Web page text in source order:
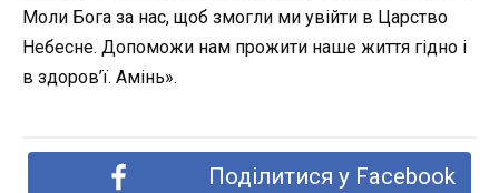
Моли Бога за нас, щоб змогли ми увійти в Царство
Небесне. Допоможи нам прожити наше життя гідно і
в здоров’ї. Амінь».
Поділитися у Facebook